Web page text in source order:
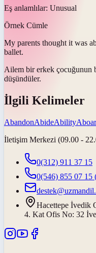
Eş anlamlılar: Unusual
Örnek Cümle
My parents thought it was
ballet.
Ailem bir erkek çocuğunun
düşündüler.
İlgili Kelimeler
AbandonAbideAbility
İletişim Merkezi (09.00 -
0(312) 911 37 15
0(546) 855 07 15
Hacettepe İvedik
4. Kat Ofis No: 32